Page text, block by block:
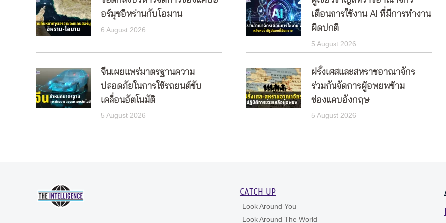
อร์มุซอิหร่านกับโอมาน
6 August 2026
เตือนการใช้งาน AI ที่มีการทำงาน
ผิดปกติ
5 August 2026
จีนเผยแพร่มาตรฐานความ
ปลอดภัยในการใช้รถยนต์ขับ
เคลื่อนอัตโนมัติ
5 August 2026
ฝรั่งเศสและสหราชอาณาจักร
ร่วมกันจัดการผู้อพยพข้าม
ช่องแคบอังกฤษ
5 August 2026
CATCH UP
Look Around You
Look Around The World